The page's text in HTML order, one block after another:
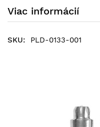
Viac informácií
PLD-0133-001